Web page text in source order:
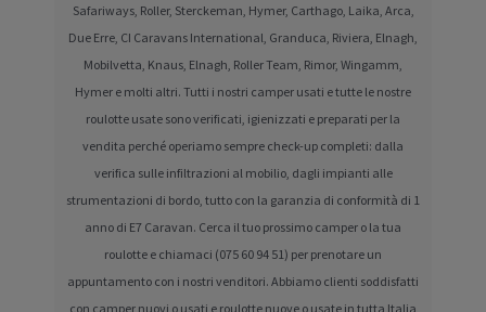
Safariways, Roller, Sterckeman, Hymer, Carthago, Laika, Arca,
Due Erre, CI Caravans International, Granduca, Riviera, Elnagh,
Mobilvetta, Knaus, Elnagh, Roller Team, Rimor, Wingamm,
Hymer e molti altri. Tutti i nostri camper usati e tutte le nostre
roulotte usate sono verificati, igienizzati e preparati per la
vendita perché operiamo sempre check-up completi: dalla
verifica sulle infiltrazioni al mobilio, dagli impianti alle
strumentazioni di bordo, tutto con la garanzia di conformità di 1
anno di E7 Caravan. Cerca il tuo prossimo camper o la tua
roulotte e chiamaci (075 60 94 51) per prenotare un
appuntamento con i nostri venditori. Abbiamo clienti soddisfatti
con camper nuovi o usati e roulotte nuove o usate in tutta Italia